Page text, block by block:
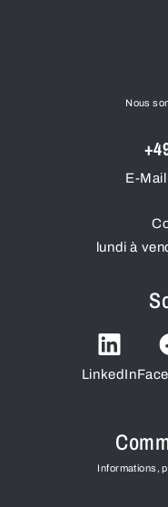
Nous
E-
lundi à
LinkedIn
Informations,